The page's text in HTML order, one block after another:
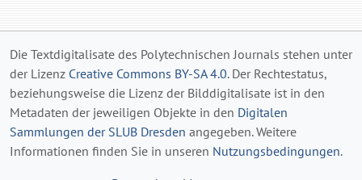
Die Textdigitalisate des Polytechnischen Journals stehen unter
der Lizenz Creative Commons BY-SA 4.0. Der Rechtestatus,
beziehungsweise die Lizenz der Bilddigitalisate ist in den
Metadaten der jeweiligen Objekte in den Digitalen
Sammlungen der SLUB Dresden angegeben. Weitere
Informationen finden Sie in unseren Nutzungsbedingungen.